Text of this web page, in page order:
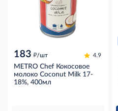
183 д/шт 4.9
METRO Chef Кокосовое
молоко Coconut Milk 17-
18%, 400мл